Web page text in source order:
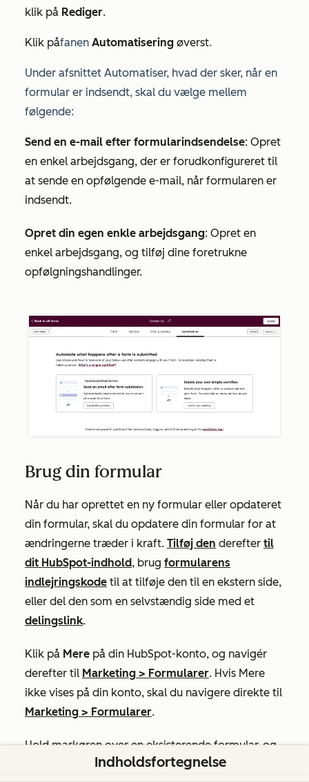
klik på Rediger.
Klik påfanen Automatisering øverst.
Under afsnittet Automatiser, hvad der sker, når en
formular er indsendt, skal du vælge mellem
følgende:
Send en e-mail efter formularindsendelse: Opret
en enkel arbejdsgang, der er forudkonfigureret til
at sende en opfølgende e-mail, når formularen er
indsendt.
Opret din egen enkle arbejdsgang: Opret en
enkel arbejdsgang, og tilføj dine foretrukne
opfølgningshandlinger.
Brug din formular
Når du har oprettet en ny formular eller opdateret
din formular, skal du opdatere din formular for at
ændringerne træder i kraft. Tilføj den derefter til
dit HubSpot-indhold, brug formularens
indlejringskode til at tilføje den til en ekstern side,
eller del den som en selvstændig side med et
delingslink.
Klik på Mere på din HubSpot-konto, og navigér
derefter til Marketing > Formularer. Hvis Mere
ikke vises på din konto, skal du navigere direkte til
Marketing > Formularer.
Hold markøren over en eksisterende formular, og
Rediger.
Indholdsfortegnelse